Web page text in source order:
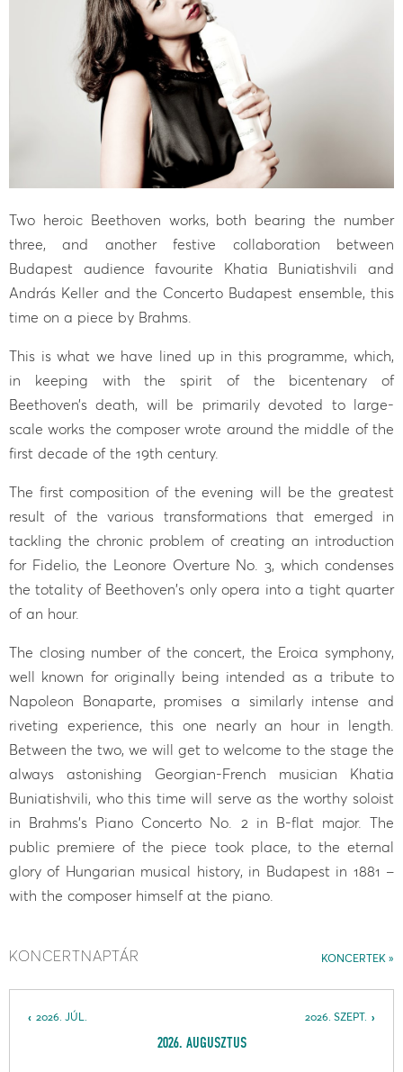
Two heroic Beethoven works, both bearing the number
three, and another festive collaboration between
Budapest audience favourite Khatia Buniatishvili and
András Keller and the Concerto Budapest ensemble, this
time on a piece by Brahms.
This is what we have lined up in this programme, which,
in keeping with the spirit of the bicentenary of
Beethoven’s death, will be primarily devoted to large-
scale works the composer wrote around the middle of the
first decade of the 19th century.
The first composition of the evening will be the greatest
result of the various transformations that emerged in
tackling the chronic problem of creating an introduction
for Fidelio, the Leonore Overture No. 3, which condenses
the totality of Beethoven's only opera into a tight quarter
of an hour.
The closing number of the concert, the Eroica symphony,
well known for originally being intended as a tribute to
Napoleon Bonaparte, promises a similarly intense and
riveting experience, this one nearly an hour in length.
Between the two, we will get to welcome to the stage the
always astonishing Georgian-French musician Khatia
Buniatishvili, who this time will serve as the worthy soloist
in Brahms’s Piano Concerto No. 2 in B-flat major. The
public premiere of the piece took place, to the eternal
glory of Hungarian musical history, in Budapest in 1881 –
with the composer himself at the piano.
KONCERTEK
KONCERTNAPTÁR
2026. SZEPT.
2026. JÚL.
2026. AUGUSZTUS